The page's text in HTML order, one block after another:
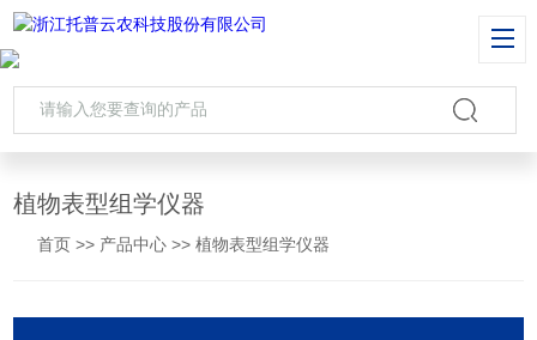
植物表型组学仪器
首页 >> 产品中心 >>植物表型组学仪器